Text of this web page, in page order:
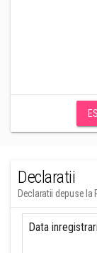
Declaratii
Declaratii depuse la
Data